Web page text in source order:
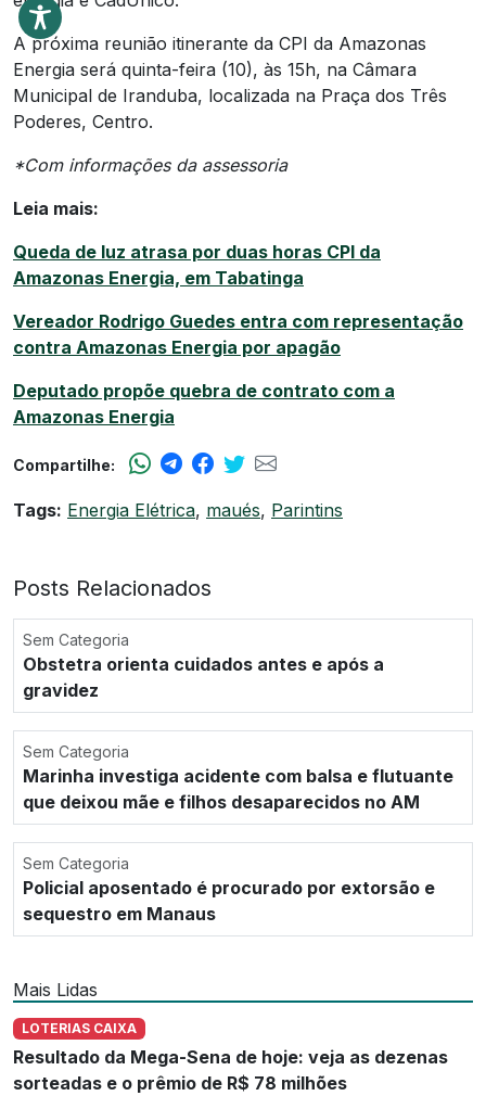
A próxima reunião itinerante da CPI da Amazonas
Energia será quinta-feira (10), às 15h, na Câmara
Municipal de Iranduba, localizada na Praça dos Três
Poderes, Centro.
*Com informações da assessoria
Leia mais:
Queda de luz atrasa por duas horas CPI da
Amazonas Energia, em Tabatinga
Vereador Rodrigo Guedes entra com representação
contra Amazonas Energia por apagão
Deputado propõe quebra de contrato com a
Amazonas Energia
Compartilhe:
Tags: Energia Elétrica, maués, Parintins
Posts Relacionados
Sem Categoria
Obstetra orienta cuidados antes e após a
gravidez
Sem Categoria
Marinha investiga acidente com balsa e flutuante
que deixou mãe e filhos desaparecidos no AM
Sem Categoria
Policial aposentado é procurado por extorsão e
sequestro em Manaus
Mais Lidas
LOTERIAS CAIXA
Resultado da Mega-Sena de hoje: veja as dezenas
sorteadas e o prêmio de R$ 78 milhões